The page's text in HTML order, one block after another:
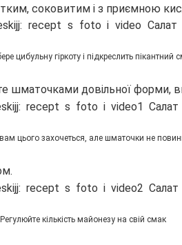
соковитим і з приємною
цибульну гіркоту і підкреслить пікантний
шматочками довільної форми,
цього захочеться, але шматочки не
Регулюйте кількість майонезу на свій смак